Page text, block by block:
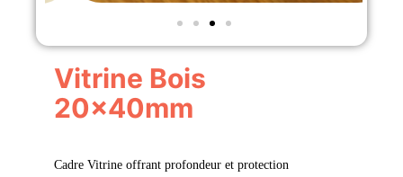
Vitrine Bois
20x40mm
Cadre Vitrine offrant profondeur et protection